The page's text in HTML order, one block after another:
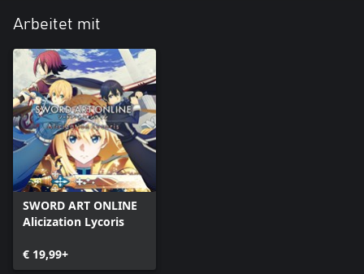
Arbeitet mit
SWORD ART ONLINE
Alicization Lycoris
€ 19,99+